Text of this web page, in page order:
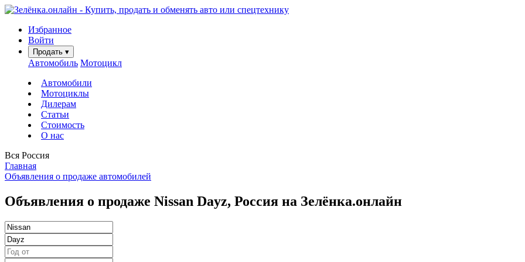
Избранное
Войти
Продать ▾
Автомобиль Мотоцикл
Автомобили
Мотоциклы
Дилерам
Статьи
Стоимость
О нас
Вся Россия
Главная
Объявления о продаже автомобилей
Объявления о продаже Nissan Dayz, Россия на Зелёнка.онлайн